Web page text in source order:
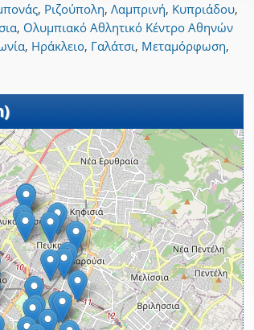
, Ριζούπολη, Λαμπρινή, Κυπριάδου,
, Ολυμπιακό Αθλητικό Κέντρο Αθηνών
, Ηράκλειο, Γαλάτσι, Μεταμόρφωση,